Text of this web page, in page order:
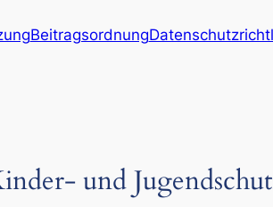
Beitragsordnung
und